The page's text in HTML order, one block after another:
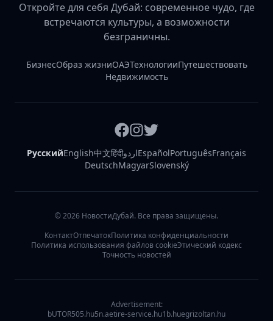
Откройте для себя Дубай: современное чудо, где
встречаются культуры, а возможности
безграничны.
БизнесОбраз жизниОАЭТехнологииПутешествовать
Недвижимость
РусскийEnglish中文हिंदीاردوEspañolPortuguêsFrançais
DeutschMagyarSlovenský
©2026 НовостиДубай. Все права защищены.
КонтактОтпечатокПолитика конфиденциальности
Политика использования файлов cookieЭтический кодекс
Точность новостей
Advertisement:
bUTOR505.hu5n.aetire-service.hu1b.huegrizoltan.hu